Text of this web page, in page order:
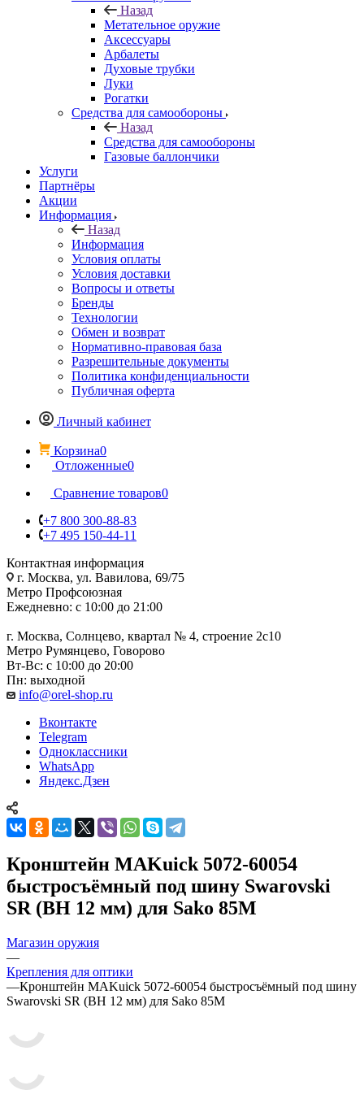
Назад
Метательное оружие
Аксессуары
Арбалеты
Духовые трубки
Луки
Рогатки
Средства для самообороны
Назад
Средства для самообороны
Газовые баллончики
Услуги
Партнёры
Акции
Информация
Назад
Информация
Условия оплаты
Условия доставки
Вопросы и ответы
Бренды
Технологии
Обмен и возврат
Нормативно-правовая база
Разрешительные документы
Политика конфиденциальности
Публичная оферта
Личный кабинет
Корзина0
Отложенные0
Сравнение товаров0
+7 800 300-88-83
+7 495 150-44-11
Контактная информация
г. Москва, ул. Вавилова, 69/75
Метро Профсоюзная
Ежедневно: с 10:00 до 21:00
г. Москва, Солнцево, квартал № 4, строение 2с10
Метро Румянцево, Говорово
Вт-Вс: с 10:00 до 20:00
Пн: выходной
info@orel-shop.ru
Вконтакте
Telegram
Одноклассники
WhatsApp
Яндекс.Дзен
Кронштейн MAKuick 5072-60054
быстросъёмный под шину Swarovski
SR (BH 12 мм) для Sako 85M
Магазин оружия
—
Крепления для оптики
—Кронштейн MAKuick 5072-60054 быстросъёмный под шину
Swarovski SR (BH 12 мм) для Sako 85M